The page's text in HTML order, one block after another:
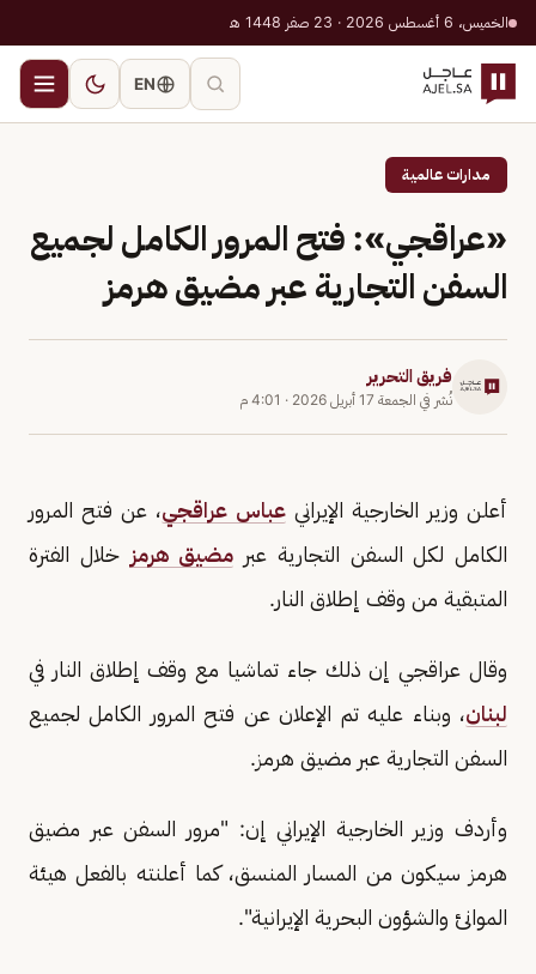
الخميس، 6 أغسطس 2026 · 23 صفر 1448 هـ
EN
مدارات عالمية
«عراقجي»: فتح المرور الكامل لجميع
السفن التجارية عبر مضيق هرمز
فريق التحرير
نُشر في الجمعة 17 أبريل 2026 · 4:01 م
أعلن وزير الخارجية الإيرانيعباس عراقجي، عن فتح المرور
الكامل لكل السفن التجارية عبر مضيق هرمز خلال الفترة
المتبقية من وقف إطلاق النار.
وقال عراقجي إن ذلك جاء تماشيا مع وقف إطلاق النار في
لبنان، وبناء عليه تم الإعلان عن فتح المرور الكامل لجميع
السفن التجارية عبر مضيق هرمز.
وأردف وزير الخارجية الإيراني إن: "مرور السفن عبر مضيق
هرمز سيكون من المسار المنسق، كما أعلنته بالفعل هيئة
الموانئ والشؤون البحرية الإيرانية".